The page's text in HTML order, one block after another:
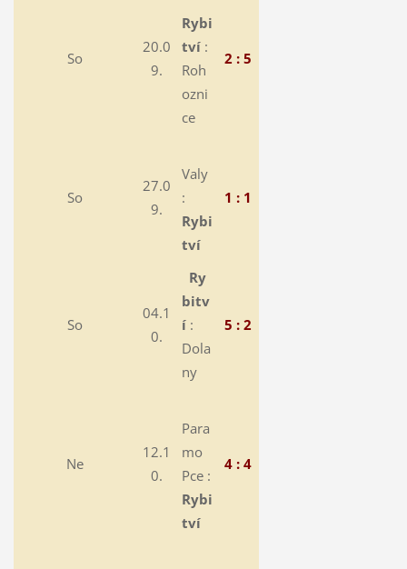
So
20.0
9.
Rybi
tví :
Roh
ozni
ce
2 : 5
So
27.0
9.
Valy
:
Rybi
tví
1 : 1
So
04.1
0.
Ry
bitv
í :
Dola
ny
5 : 2
Ne
12.1
0.
Para
mo
Pce :
Rybi
tví
4 : 4